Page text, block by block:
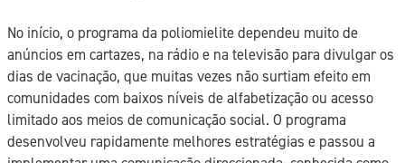
No início, o programa da poliomielite dependeu muito de
anúncios em cartazes, na rádio e na televisão para divulgar os
dias de vacinação, que muitas vezes não surtiam efeito em
comunidades com baixos níveis de alfabetização ou acesso
limitado aos meios de comunicação social. O programa
desenvolveu rapidamente melhores estratégias e passou a